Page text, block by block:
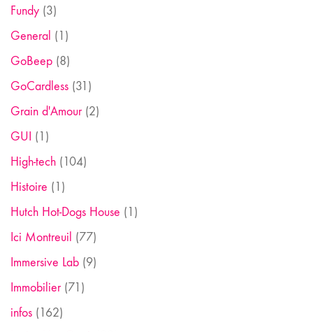
Fundy (3)
General (1)
GoBeep (8)
GoCardless (31)
Grain d'Amour(2)
GUI (1)
High-tech (104)
Histoire (1)
Hutch Hot-Dogs House (1)
Ici Montreuil (77)
Immersive Lab (9)
Immobilier(71)
infos (162)